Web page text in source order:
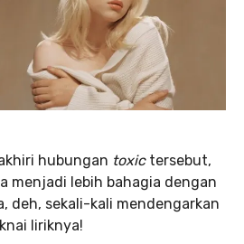
hubungan toxic tersebut,
menjadi lebih bahagia dengan
deh, sekali-kali mendengarkan
liriknya!